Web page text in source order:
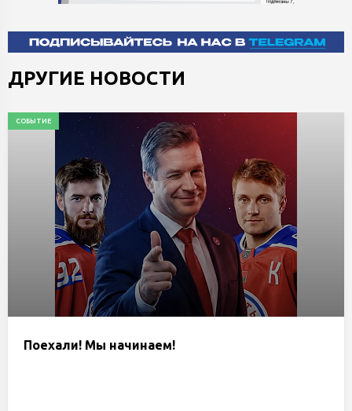
ДРУГИЕ НОВОСТИ
СОБЫТИЕ
Поехали! Мы начинаем!